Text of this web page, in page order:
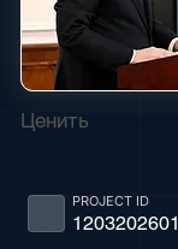
Ценить
1203202601
PROJECT ID